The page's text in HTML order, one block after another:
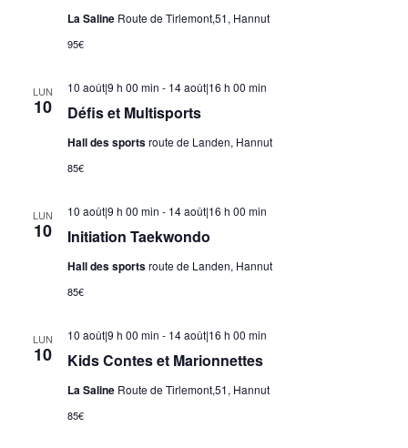
La Saline Route de Tirlemont,51, Hannut
95€
LUN
10 Défis et Multisports
10 août|9 h 00 min - 14 août|16 h 00 min
Hall des sportsroute de Landen, Hannut
85€
LUN
10 Initiation Taekwondo
10 août|9 h 00 min - 14 août|16 h 00 min
Hall des sportsroute de Landen, Hannut
85€
LUN
10 Kids Contes et Marionnettes
10 août|9 h 00 min - 14 août|16 h 00 min
La Saline Route de Tirlemont,51, Hannut
85€